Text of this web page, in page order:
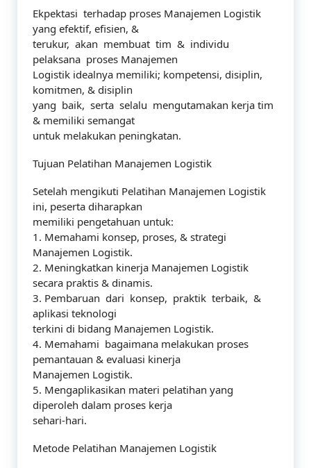
Ekpektasi terhadap proses Manajemen Logistik
yang efektif, efisien, &
terukur, akan membuat tim & individu
pelaksana proses Manajemen
Logistik idealnya memiliki; kompetensi, disiplin,
komitmen, & disiplin
yang baik, serta selalu mengutamakan kerja tim
& memiliki semangat
untuk melakukan peningkatan.
Tujuan Pelatihan Manajemen Logistik
Setelah mengikuti Pelatihan Manajemen Logistik
ini, peserta diharapkan
memiliki pengetahuan untuk:
1. Memahami konsep, proses, & strategi
Manajemen Logistik.
2. Meningkatkan kinerja Manajemen Logistik
secara praktis & dinamis.
3. Pembaruan dari konsep, praktik terbaik, &
aplikasi teknologi
terkini di bidang Manajemen Logistik.
4. Memahami bagaimana melakukan proses
pemantauan & evaluasi kinerja
Manajemen Logistik.
5. Mengaplikasikan materi pelatihan yang
diperoleh dalam proses kerja
sehari-hari.
Metode Pelatihan Manajemen Logistik